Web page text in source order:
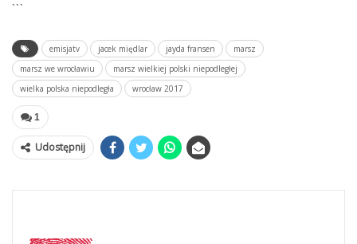
```
emisjatv jacek międlar jayda fransen
marsz
marsz we wrocławiu
marsz wielkiej polski niepodległej
wielka polska niepodległa
wrocław 2017
1
Udostępnij